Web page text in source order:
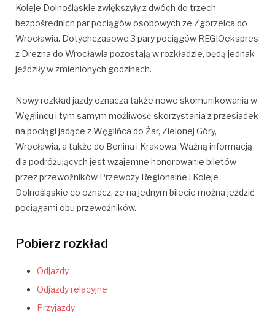
Koleje Dolnośląskie zwiększyły z dwóch do trzech
bezpośrednich par pociągów osobowych ze Zgorzelca do
Wrocławia. Dotychczasowe 3 pary pociągów REGIOekspres
z Drezna do Wrocławia pozostają w rozkładzie, będą jednak
jeździły w zmienionych godzinach.
Nowy rozkład jazdy oznacza także nowe skomunikowania w
Węglińcu i tym samym możliwość skorzystania z przesiadek
na pociągi jadące z Węglińca do Żar, Zielonej Góry,
Wrocławia, a także do Berlina i Krakowa. Ważną informacją
dla podróżujących jest wzajemne honorowanie biletów
przez przewoźników Przewozy Regionalne i Koleje
Dolnośląskie co oznacz, że na jednym bilecie można jeździć
pociągami obu przewoźników.
Pobierz rozkład
Odjazdy
Odjazdy relacyjne
Przyjazdy